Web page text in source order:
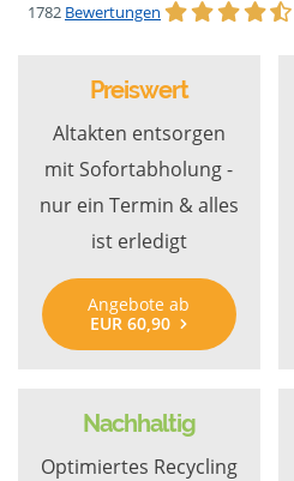
1782 Bewertungen
Preiswert
Altakten entsorgen
mit Sofortabholung -
nur ein Termin & alles
ist erledigt
Angebote ab
EUR 60,90
Nachhaltig
Optimiertes Recycling